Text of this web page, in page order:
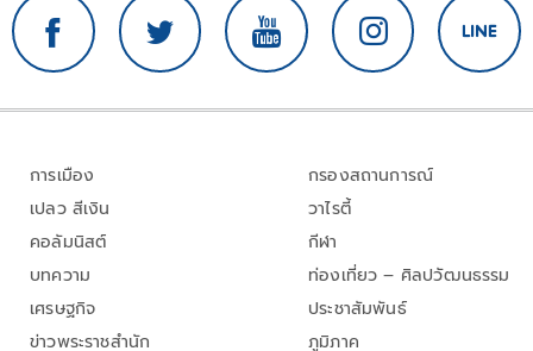
การเมือง
เปลว สีเงิน
คอลัมนิสต์
บทความ
เศรษฐกิจ
ข่าวพระราชสำนัก
กรองสถานการณ์
วาไรตี้
กีฬา
ท่องเที่ยว – ศิลปวัฒนธรรม
ประชาสัมพันธ์
ภูมิภาค